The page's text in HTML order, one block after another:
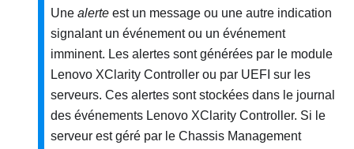
Une alerte est un message ou une autre indication
signalant un événement ou un événement
imminent. Les alertes sont générées par le module
Lenovo XClarity Controller ou par UEFI sur les
serveurs. Ces alertes sont stockées dans le journal
des événements Lenovo XClarity Controller. Si le
serveur est géré par le Chassis Management